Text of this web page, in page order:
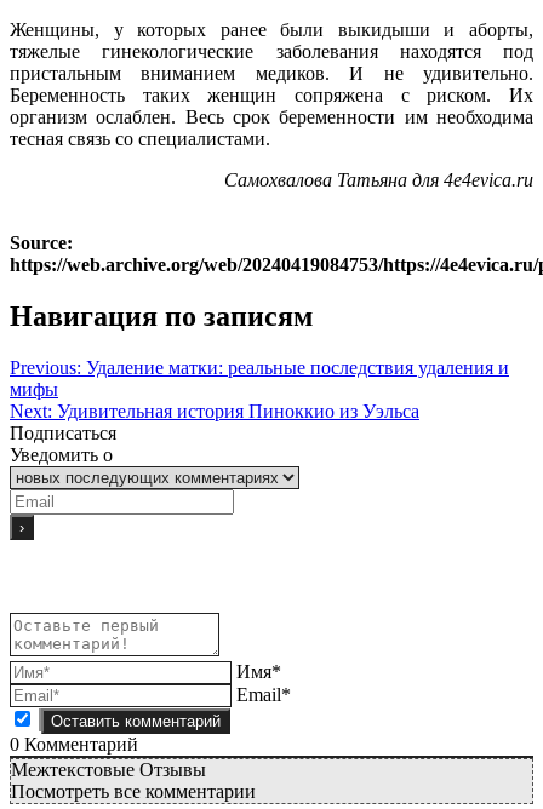
Женщины, у которых ранее были выкидыши и аборты,
тяжелые гинекологические заболевания находятся под
пристальным вниманием медиков. И не удивительно.
Беременность таких женщин сопряжена с риском. Их
организм ослаблен. Весь срок беременности им необходима
тесная связь со специалистами.
Самохвалова Татьяна для 4e4evica.ru
Source:
https://web.archive.org/web/20240419084753/https://4e4evica.ru/
Навигация по записям
Previous: Удаление матки: реальные последствия удаления и
мифы
Next: Удивительная история Пиноккио из Уэльса
Подписаться
Уведомить о
Имя*
Email*
0 Комментарий
Межтекстовые Отзывы
Посмотреть все комментарии